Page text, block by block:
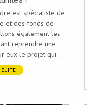
est spécialiste de
et des fonds de
également les
reprendre une
eux le projet qui...
SUITE